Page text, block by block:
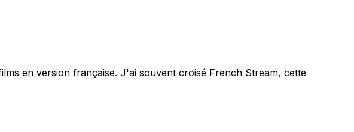
en version française. J'ai souvent croisé French Stream, cette